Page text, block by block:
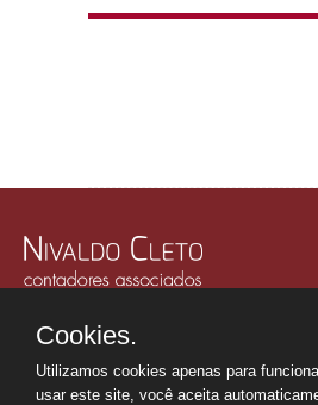
Edifício Memorial Office Building -
Tel.: +55 112507-6249
Whatsapp: +55 1198669-0107
Cookies.
Utilizamos cookies apenas para
usar este site, você aceita